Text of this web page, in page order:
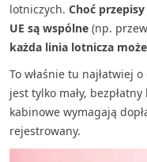
lotniczych. Choć
UE są wspólne (np.
każda linia lotnicza
To właśnie tu najłatwiej
jest tylko mały,
kabinowe wymagają
rejestrowany.